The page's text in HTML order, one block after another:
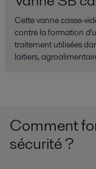
Cette vanne casse-
contre la formation
traitement utilisées
laitiers,
Comment
sécurité ?